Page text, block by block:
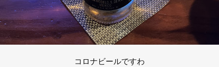
コロナビールですわ